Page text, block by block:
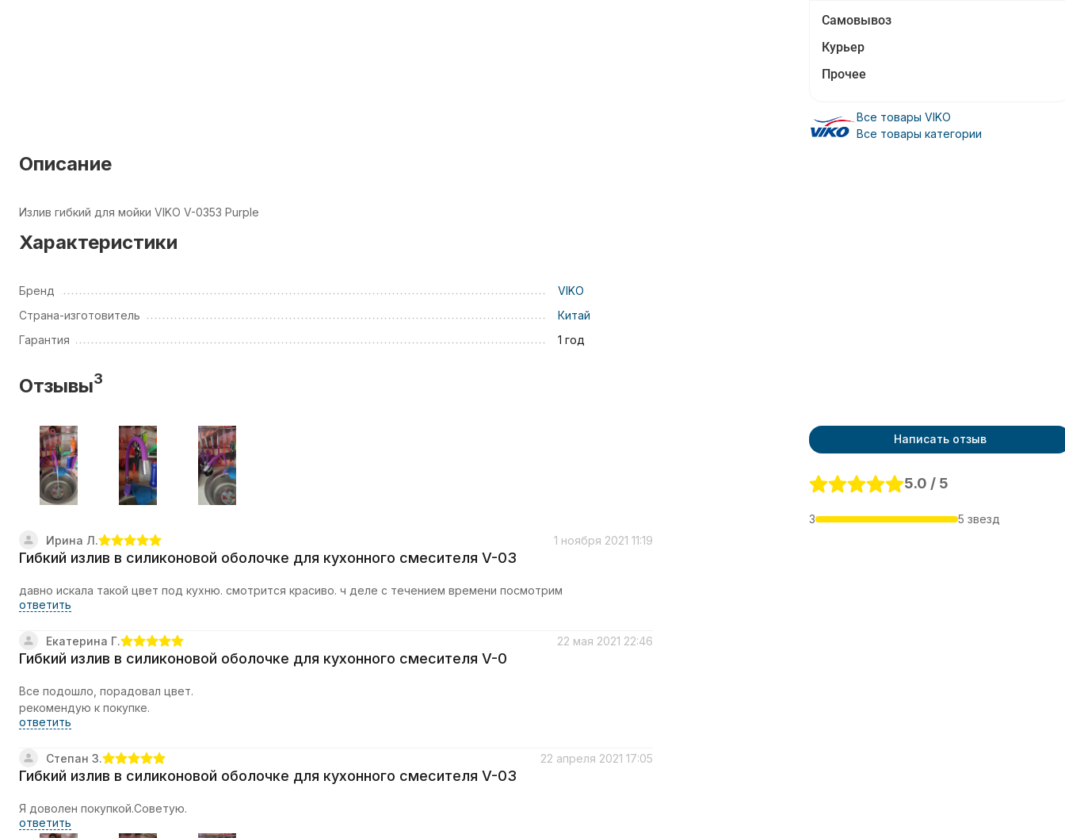
Самовывоз
Курьер
Прочее
Все товары VIKO
Все товары категории
Описание
Излив гибкий для мойки VIKO V-0353 Purple
Характеристики
Бренд
VIKO
Страна-изготовитель
Китай
Гарантия
1 год
Отзывы3
Ирина Л. 1 ноября 2021 11:19
Гибкий излив в силиконовой оболочке для кухонного смесителя V-03
давно искала такой цвет под кухню. смотрится красиво. ч деле с течением времени посмотрим
ответить
Екатерина Г. 22 мая 2021 22:46
Гибкий излив в силиконовой оболочке для кухонного смесителя V-0
Все подошло, порадовал цвет.
рекомендую к покупке.
ответить
Степан З. 22 апреля 2021 17:05
Гибкий излив в силиконовой оболочке для кухонного смесителя V-03
Я доволен покупкой.Советую.
ответить
Написать отзыв
5.0 / 5
3 5 звезд